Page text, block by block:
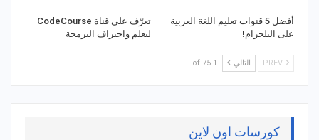
أفضل 5 قنوات تعليم اللغة العربية
على التلجرام!
تعرّف على قناة CodeCourse
لتعلم واحتراف البرمجة
التالي 1 of 75
كورسات اون لاين